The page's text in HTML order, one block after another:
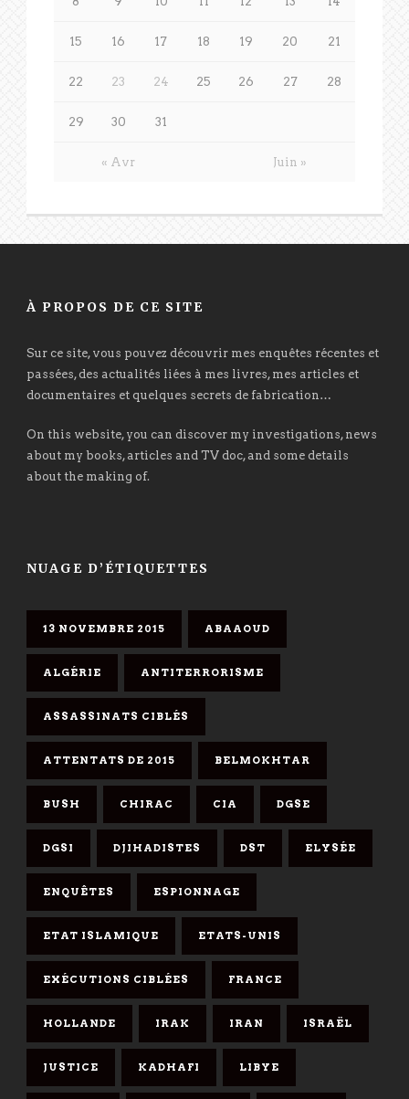
« Avr Juin »
15 16 17 18 19 20 21
22 23 24 25 26 27 28
29 30 31
À PROPOS DE CE SITE
Sur ce site, vous pouvez découvrir mes enquêtes récentes et
passées, des actualités liées à mes livres, mes articles et
documentaires et quelques secrets de fabrication…
On this website, you can discover my investigations, news
about my books, articles and TV doc, and some details
about the making of.
NUAGE D’ÉTIQUETTES
13 NOVEMBRE 2015 ABAAOUD
ALGÉRIE ANTITERRORISME
ASSASSINATS CIBLÉS
ATTENTATS DE 2015 BELMOKHTAR
BUSH CHIRAC CIA DGSE
DGSI DJIHADISTES DST ELYSÉE
ENQUÊTES ESPIONNAGE
ETAT ISLAMIQUE ETATS-UNIS
EXÉCUTIONS CIBLÉES FRANCE
HOLLANDE IRAK IRAN ISRAËL
JUSTICE KADHAFI LIBYE